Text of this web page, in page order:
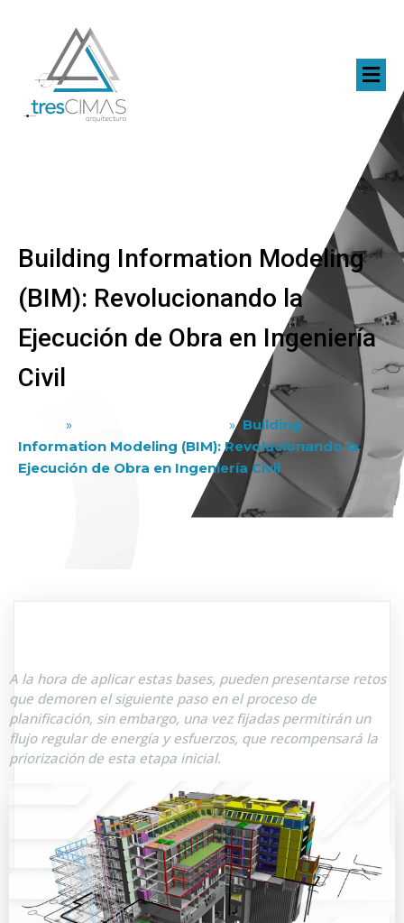
Building Information Modeling
(BIM): Revolucionando la
Ejecución de Obra en Ingeniería
Civil
» » Building
Information Modeling (BIM): Revolucionando la
Ejecución de Obra en Ingeniería Civil
A la hora de aplicar estas bases, pueden presentarse retos
que demoren el siguiente paso en el proceso de
planificación, sin embargo, una vez fijadas permitirán un
flujo regular de energía y esfuerzos, que recompensará la
priorización de esta etapa inicial.